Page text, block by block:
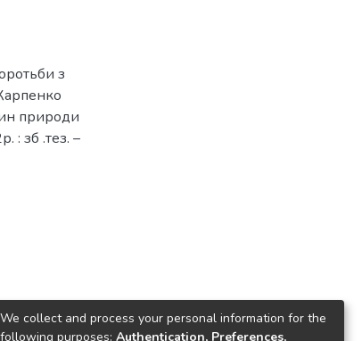
з
природи
: зб .тез. –
We collect and process your personal information for the
following purposes: Authentication, Preferences,